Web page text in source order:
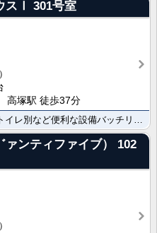
スⅠ 301号室
高塚駅 徒歩37分
ンティファイブ）
102